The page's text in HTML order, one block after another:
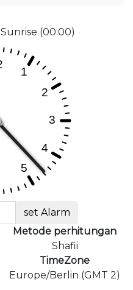
(00:00)
set Alarm
Metode perhitungan
Shafii
TimeZone
Europe/Berlin (GMT 2)